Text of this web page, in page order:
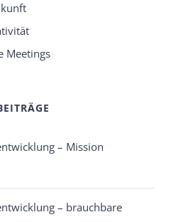
Meetings
– Mission
– brauchbare